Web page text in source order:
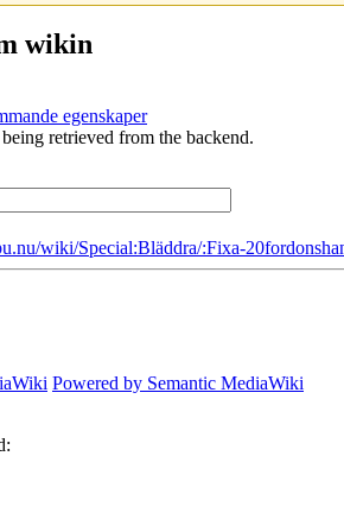
wikin
egenskaper
retrieved from the backend.
wiki/Special:Bläddra/:Fixa-
Powered by Semantic MediaWiki